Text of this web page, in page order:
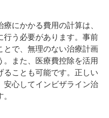
にかかる費用の計算は、
行う必要があります。事前
とで、無理のない治療計画
。また、医療費控除を活用
ることも可能です。正しい
安心してインビザライン治